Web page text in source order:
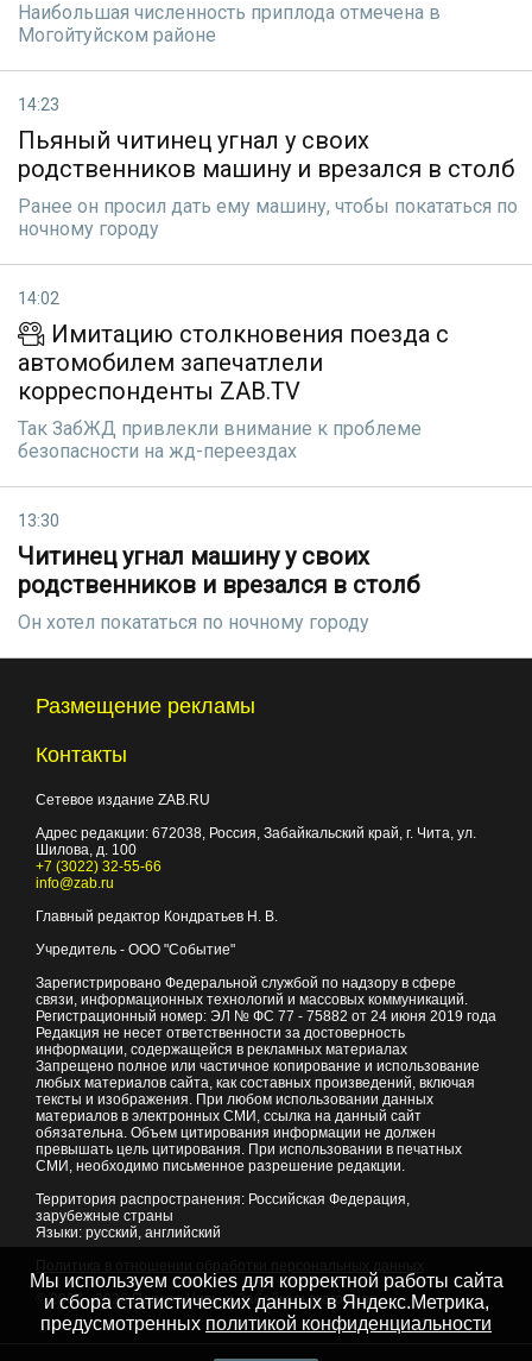
Наибольшая численность приплода отмечена в
Могойтуйском районе
14:23
Пьяный читинец угнал у своих
родственников машину и врезался в столб
Ранее он просил дать ему машину, чтобы покататься по
ночному городу
14:02
Имитацию столкновения поезда с
автомобилем запечатлели
корреспонденты ZAB.TV
Так ЗабЖД привлекли внимание к проблеме
безопасности на жд-переездах
13:30
Читинец угнал машину у своих
родственников и врезался в столб
Он хотел покататься по ночному городу
Размещение рекламы
Контакты
Сетевое издание ZAB.RU
Адрес редакции: 672038, Россия, Забайкальский край, г. Чита, ул.
Шилова, д. 100
+7 (3022) 32-55-66
info@zab.ru
Главный редактор Кондратьев Н. В.
Учредитель - ООО "Событие"
Зарегистрировано Федеральной службой по надзору в сфере
связи, информационных технологий и массовых коммуникаций.
Регистрационный номер: ЭЛ № ФС 77 - 75882 от 24 июня 2019 года
Редакция не несет ответственности за достоверность
информации, содержащейся в рекламных материалах
Запрещено полное или частичное копирование и использование
любых материалов сайта, как составных произведений, включая
тексты и изображения. При любом использовании данных
материалов в электронных СМИ, ссылка на данный сайт
обязательна. Объем цитирования информации не должен
превышать цель цитирования. При использовании в печатных
СМИ, необходимо письменное разрешение редакции.
Территория распространения: Российская Федерация,
зарубежные страны
Языки: русский, английский
© 2007 - 2026Портал Читы и Забайкальского края
Мы используем cookies для корректной работы сайта
и сбора статистических данных в Яндекс.Метрика,
предусмотренных политикой конфиденциальности